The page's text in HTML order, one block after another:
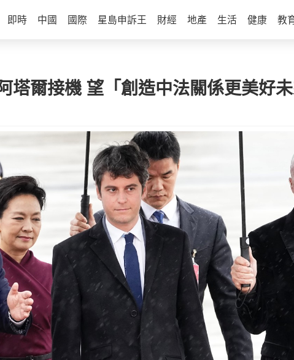
即時 中國 國際 星島申訴王 財經 地產 生活 健康 教
塔爾接機 望「創造中法關係更美好未